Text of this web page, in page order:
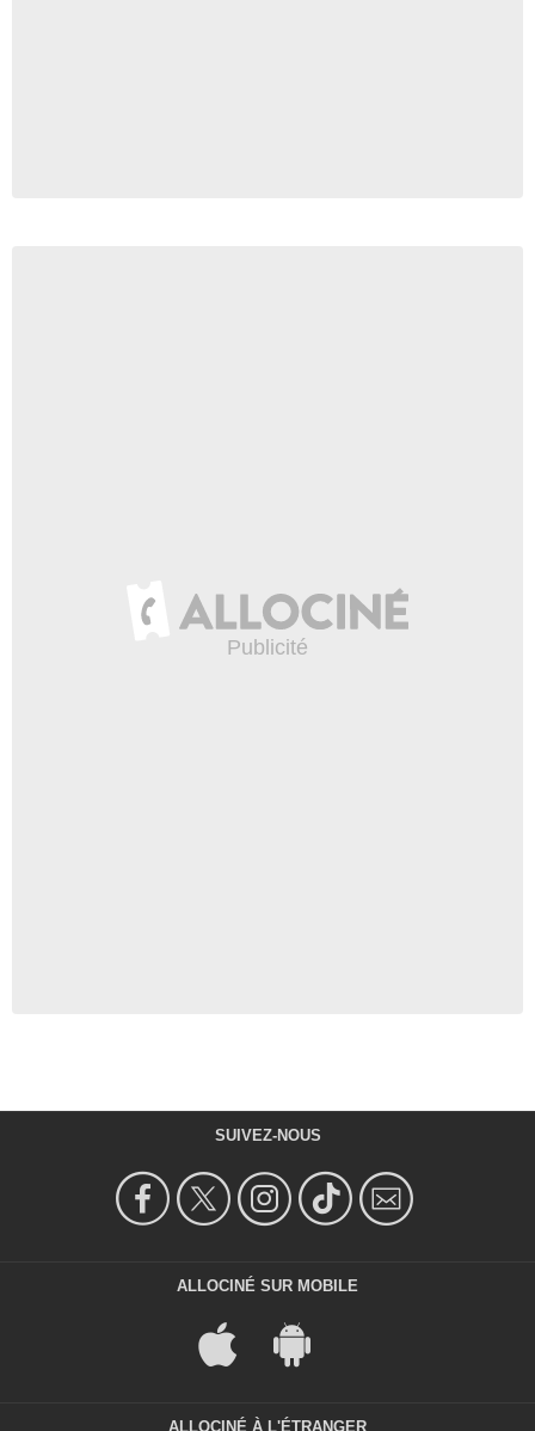
SUIVEZ-NOUS
ALLOCINÉ SUR MOBILE
ALLOCINÉ À L'ÉTRANGER